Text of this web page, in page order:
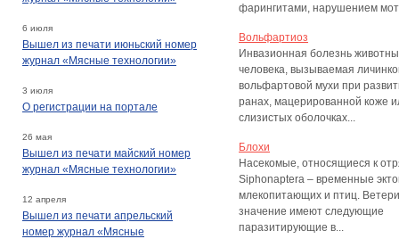
6 июля
Вышел из печати июньский номер
журнал «Мясные технологии»
3 июля
О регистрации на портале
26 мая
Вышел из печати майский номер
журнал «Мясные технологии»
12 апреля
Вышел из печати апрельский
номер журнал «Мясные
фарингитами, нарушением
Вольфартиоз
Инвазионная болезнь
человека, вызываемая
вольфартовой мухи при
ранах, мацерированной коже
слизистых оболочках...
Блохи
Насекомые, относящиеся к
Siphonаptera – временные
млекопитающих и птиц.
значение имеют следующие
паразитирующие в...